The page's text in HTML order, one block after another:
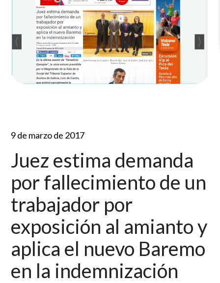
9 de marzo de 2017
Juez estima demanda
por fallecimiento de un
trabajador por
exposición al amianto y
aplica el nuevo Baremo
en la indemnización